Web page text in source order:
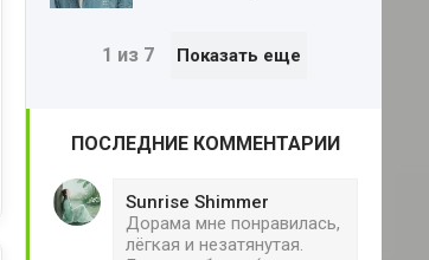
1 из 7 Показать еще
ПОСЛЕДНИЕ КОММЕНТАРИИ
Sunrise Shimmer
Дорама мне понравилась,
лёгкая и незатянутая.